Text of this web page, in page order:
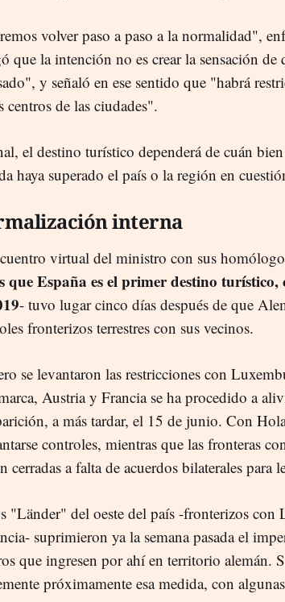
volver paso a paso a la normalidad",
que la intención no es crear la sensación
y señaló en ese sentido que "habrá
centros de las ciudades".
el destino turístico dependerá de cuán
haya superado el país o la región en
interna
virtual del ministro con sus
que España es el primer destino
- tuvo lugar cinco días después de que
fronterizos terrestres con sus vecinos.
se levantaron las restricciones con
Austria y Francia se ha procedido a
a más tardar, el 15 de junio. Con
controles, mientras que las fronteras
cerradas a falta de acuerdos bilaterales para
"Länder" del oeste del país -fronterizos
suprimieron ya la semana pasada el
que ingresen por ahí en territorio alemán.
próximamente esa medida, con